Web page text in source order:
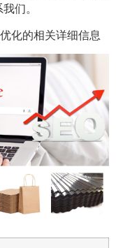
们。
化的相关详细信息